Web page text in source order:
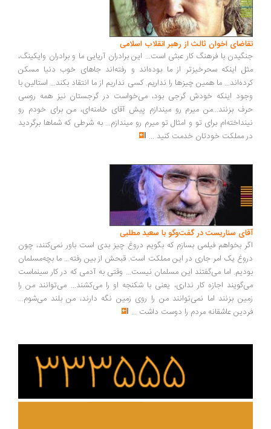
اخوان ثالث از رهبر انقلاب اسلامی
با فرهنگ کار عبثی است... این برادران آریایی ما و برادران وایکینگ،
اینکه سحرخیزتر از ما بوده‌اند و رفته‌اند جاهای خوب دنیا مسکن
ما همین چیزها را نداریم. کسی نداریم از ما انتقاد بکند... استالین با
اینکه خودش گرجی بود، می‌خواست در گرجستان نیز همه روسی
بزنند...من میرم رو میندازم پیش آقای خامنه‌ای، من برای خودم رو
برای تو و امثال تو میرم رو میندازم... به شرطی که شماها برگردید
مملکت خودتان خدمت کنید...
سناریست در گفت‌وگو با سعید مطلبی
بخواهم فیلمی بسازم که بگویم دروغ چیز بدی است باور نمی‌کنند، چون
یک امر جاری در این مملکت است. قبحش از بین رفته... ما بچه‌مسلمان
اما می‌گفتند این مسلمان نیست... وقتی به آدمی که در کار سینماست
اجازه کار نداری، یعنی با شکنجه او را می‌کشند... می‌توانند من را
بزنند اما نمی‌توانند من را روی زمین نگه دارند، من بلند می‌شوم...
عاشقانه مردم را دوست داشت ...